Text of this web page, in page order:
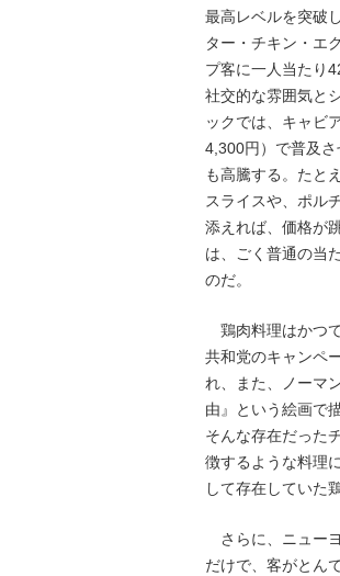
最高レベルを突破
ター・チキン・エ
プ客に一人当たり
社交的な雰囲気と
ックでは、キャビ
4,300円）で普及
も高騰する。たと
スライスや、ポル
添えれば、価格が
は、ごく普通の当
のだ。
鶏肉料理はかつ
共和党のキャンペ
れ、また、ノーマ
由』という絵画で
そんな存在だった
徴するような料理
して存在していた
さらに、ニュー
だけで、客がとん